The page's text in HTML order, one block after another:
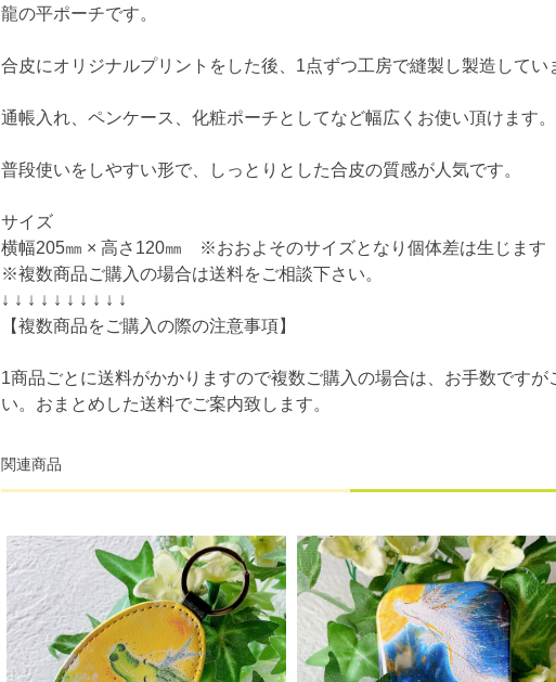
龍の平ポーチです。
合皮にオリジナルプリントをした後、1点ずつ工房で縫製し製造してい
通帳入れ、ペンケース、化粧ポーチとしてなど幅広くお使い頂けます。
普段使いをしやすい形で、しっとりとした合皮の質感が人気です。
サイズ
横幅205㎜ × 高さ120㎜ ※おおよそのサイズとなり個体差は生じます
※複数商品ご購入の場合は送料をご相談下さい。
↓ ↓ ↓ ↓ ↓ ↓ ↓ ↓ ↓ ↓
【複数商品をご購入の際の注意事項】
1商品ごとに送料がかかりますので複数ご購入の場合は、お手数です
い。おまとめした送料でご案内致します。
関連商品